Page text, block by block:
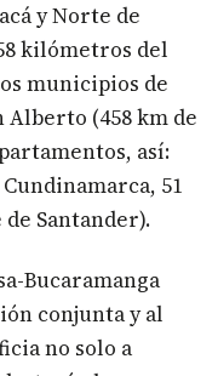
y Norte de
kilómetros del
municipios de
Alberto (458 km de
así:
51
Santander).
Bucaramanga
conjunta y al
no solo a